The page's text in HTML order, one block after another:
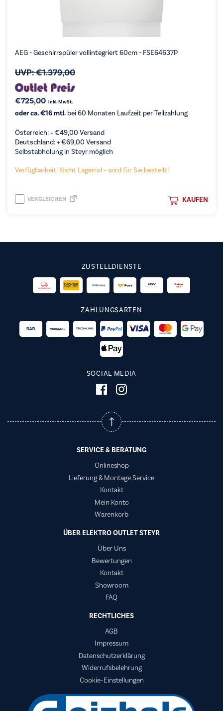
AEG - Geschirrspüler vollintegriert 60cm - FSE64637P
UVP:€1.379,00
€725,00 inkl. MwSt.
oder ca. €16 mtl. bei 60 Monaten Laufzeit per Teilzahlung
Österreich: +€49,00 Versand
Deutschland: +€69,00 Versand
Selbstabholung in Steyr möglich
Verfügbarkeit: Nicht Lagernd – wird für Sie bestellt!
KAUFEN
VERGLEICHEN
ZUSTELLDIENSTE
ZAHLUNGSARTEN
SOCIAL MEDIA
SERVICE & BERATUNG
Onlineshop
Lieferung & Montage Service
Kontakt
Mein Konto
Warenkorb
ÜBER ELEKTRO OUTLET STEYR
Über Uns
Bewertungen
Kontakt
Showroom
FAQ
RECHTLICHES
AGB
Impressum
Datenschutzerklärung
Widerrufsbelehrung
Cookie-Einstellungen